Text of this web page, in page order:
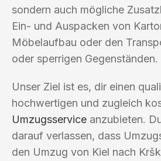
sondern auch mögliche
Ein- und Auspacken von
Möbelaufbau oder den
oder sperrigen Gegenständen.
Unser Ziel ist es, dir einen
hochwertigen und zugleich
Umzugsservice anzubieten.
darauf verlassen, dass
den Umzug von Kiel nach